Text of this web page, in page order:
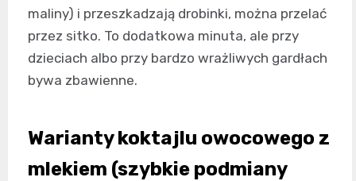
maliny) i przeszkadzają drobinki, można przelać
przez sitko. To dodatkowa minuta, ale przy
dzieciach albo przy bardzo wrażliwych gardłach
bywa zbawienne.
Warianty koktajlu owocowego z
mlekiem (szybkie podmiany